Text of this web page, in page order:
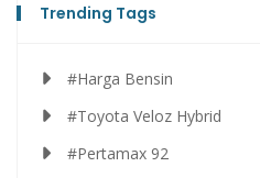
Trending Tags
#Harga Bensin
#Toyota Veloz Hybrid
#Pertamax 92